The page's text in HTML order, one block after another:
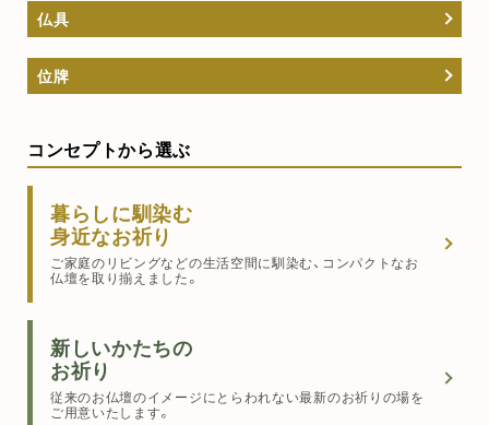
仏具
位牌
コンセプトから選ぶ
暮らしに馴染む
身近なお祈り
ご家庭のリビングなどの生活空間に馴染む、コンパクトなお
仏壇を取り揃えました。
新しいかたちの
お祈り
従来のお仏壇のイメージにとらわれない最新のお祈りの場を
ご用意いたします。